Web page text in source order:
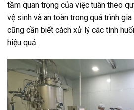
tầm quan trọng của việc tuân theo
vệ sinh và an toàn trong quá trình
cũng cần biết cách xử lý các tình
hiệu quả.